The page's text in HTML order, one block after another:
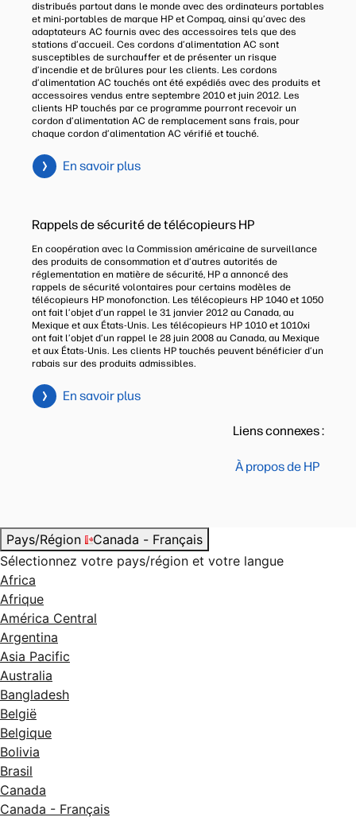
distribués partout dans le monde avec des ordinateurs portables
et mini-portables de marque HP et Compaq, ainsi qu’avec des
adaptateurs AC fournis avec des accessoires tels que des
stations d’accueil. Ces cordons d’alimentation AC sont
susceptibles de surchauffer et de présenter un risque
d’incendie et de brûlures pour les clients. Les cordons
d’alimentation AC touchés ont été expédiés avec des produits et
accessoires vendus entre septembre 2010 et juin 2012. Les
clients HP touchés par ce programme pourront recevoir un
cordon d’alimentation AC de remplacement sans frais, pour
chaque cordon d’alimentation AC vérifié et touché.
En savoir plus
Rappels de sécurité de télécopieurs HP
En coopération avec la Commission américaine de surveillance
des produits de consommation et d’autres autorités de
réglementation en matière de sécurité, HP a annoncé des
rappels de sécurité volontaires pour certains modèles de
télécopieurs HP monofonction. Les télécopieurs HP 1040 et 1050
ont fait l’objet d’un rappel le 31 janvier 2012 au Canada, au
Mexique et aux États-Unis. Les télécopieurs HP 1010 et 1010xi
ont fait l’objet d’un rappel le 28 juin 2008 au Canada, au Mexique
et aux États-Unis. Les clients HP touchés peuvent bénéficier d’un
rabais sur des produits admissibles.
En savoir plus
Liens connexes :
À propos de HP
Pays/Région
Canada - Français
Sélectionnez votre pays/région et votre langue
Africa
Afrique
América Central
Argentina
Asia Pacific
Australia
Bangladesh
België
Belgique
Bolivia
Brasil
Canada
Canada - Français